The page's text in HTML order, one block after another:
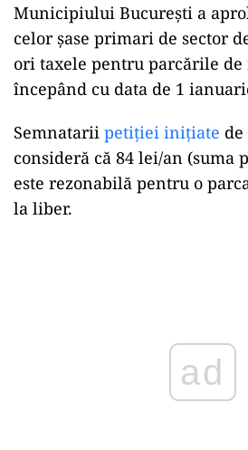
Municipiului București a
celor șase primari de sector
ori taxele pentru parcările de
începând cu data de 1
Semnatarii petiției inițiate
consideră că 84 lei/an (suma
este rezonabilă pentru o
la liber.
ad